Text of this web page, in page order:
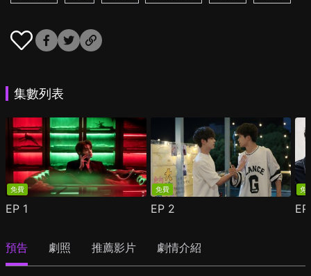
集數列表
免費
EP 1
免費
EP 2
免
預告 劇照 推薦影片 劇情介紹